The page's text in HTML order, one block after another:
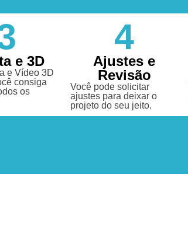
e 3D
e Vídeo 3D
consiga
os
4
Ajustes e
Revisão
Você pode solicitar
ajustes para deixar o
projeto do seu jeito.